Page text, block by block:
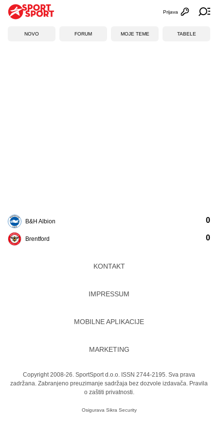
Otvori
Prijava
NOVO FORUM MOJE TEME TABELE
B&H Albion
Brentford
0
0
KONTAKT
IMPRESSUM
MOBILNE APLIKACIJE
MARKETING
Copyright 2008-26. SportSport d.o.o. ISSN 2744-2195. Sva prava
zadržana. Zabranjeno preuzimanje sadržaja bez dozvole izdavača. Pravila
o zaštiti privatnosti.
Osigurava Sikra Security